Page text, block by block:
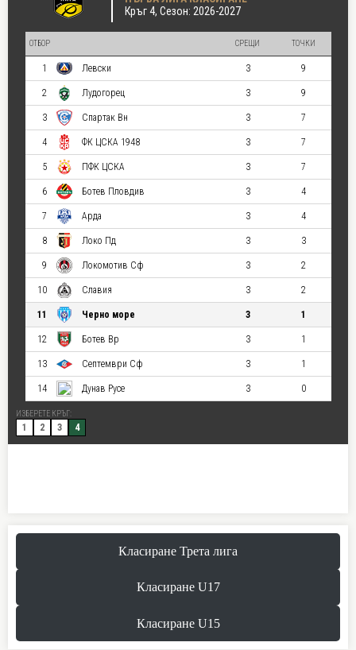
Класиране Трета лига
Класиране U17
Класиране U15